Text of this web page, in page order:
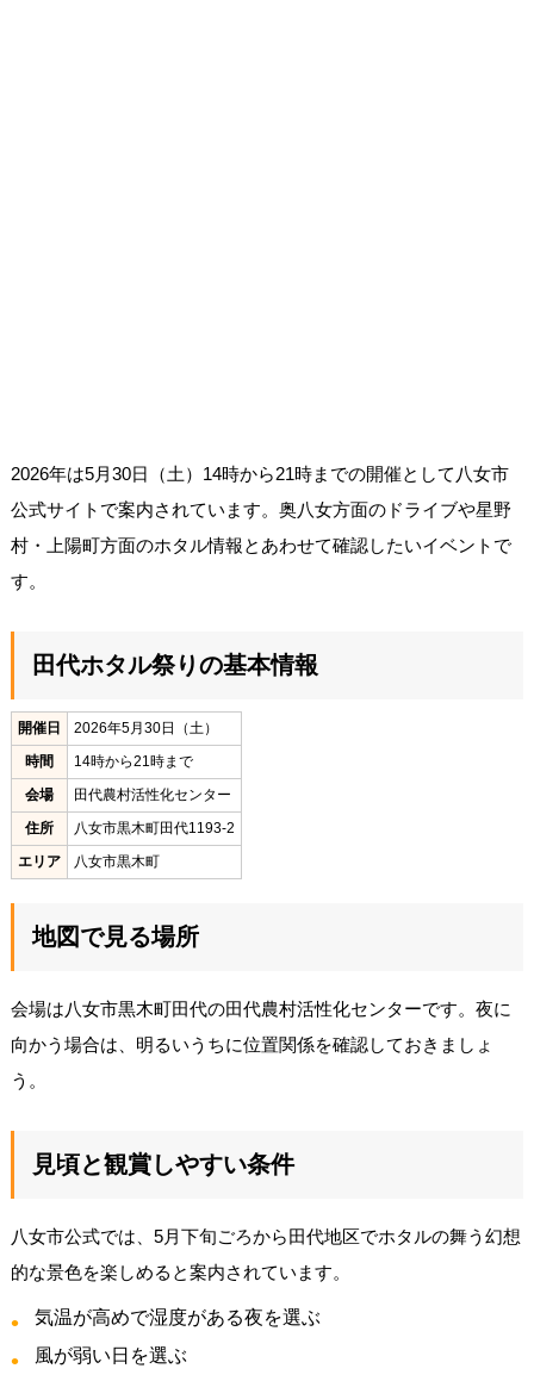
2026年は5月30日（土）14時から21時までの開催として八女市
公式サイトで案内されています。奥八女方面のドライブや星野
村・上陽町方面のホタル情報とあわせて確認したいイベントで
す。
田代ホタル祭りの基本情報
開催日
2026年5月30日（土）
時間
14時から21時まで
会場
田代農村活性化センター
住所
八女市黒木町田代1193-2
エリア
八女市黒木町
地図で見る場所
会場は八女市黒木町田代の田代農村活性化センターです。夜に
向かう場合は、明るいうちに位置関係を確認しておきましょ
う。
見頃と観賞しやすい条件
八女市公式では、5月下旬ごろから田代地区でホタルの舞う幻想
的な景色を楽しめると案内されています。
気温が高めで湿度がある夜を選ぶ
風が弱い日を選ぶ